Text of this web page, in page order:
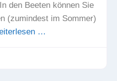
den Beeten können Sie
(zumindest im Sommer)
…